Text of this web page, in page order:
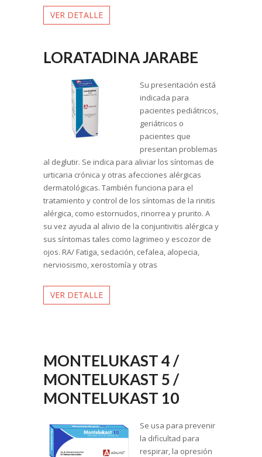
VER DETALLE
LORATADINA JARABE
Su presentación está
indicada para
pacientes pediátricos,
geriátricos o
pacientes que
presentan problemas
al deglutir. Se indica para aliviar los síntomas de
urticaria crónica y otras afecciones alérgicas
dermatológicas. También funciona para el
tratamiento y control de los síntomas de la rinitis
alérgica, como estornudos, rinorrea y prurito. A
su vez ayuda al alivio de la conjuntivitis alérgica y
sus síntomas tales como lagrimeo y escozor de
ojos. RA/ Fatiga, sedación, cefalea, alopecia,
nerviosismo, xerostomía y otras
VER DETALLE
MONTELUKAST 4 /
MONTELUKAST 5 /
MONTELUKAST 10
Se usa para prevenir
la dificultad para
respirar, la opresión